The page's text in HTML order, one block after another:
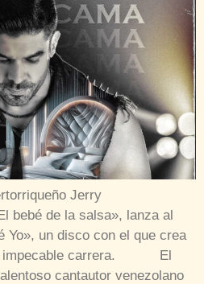
Jerry
bebé de la salsa», lanza al
Yo», un disco con el que crea
impecable carrera. El
cantautor venezolano